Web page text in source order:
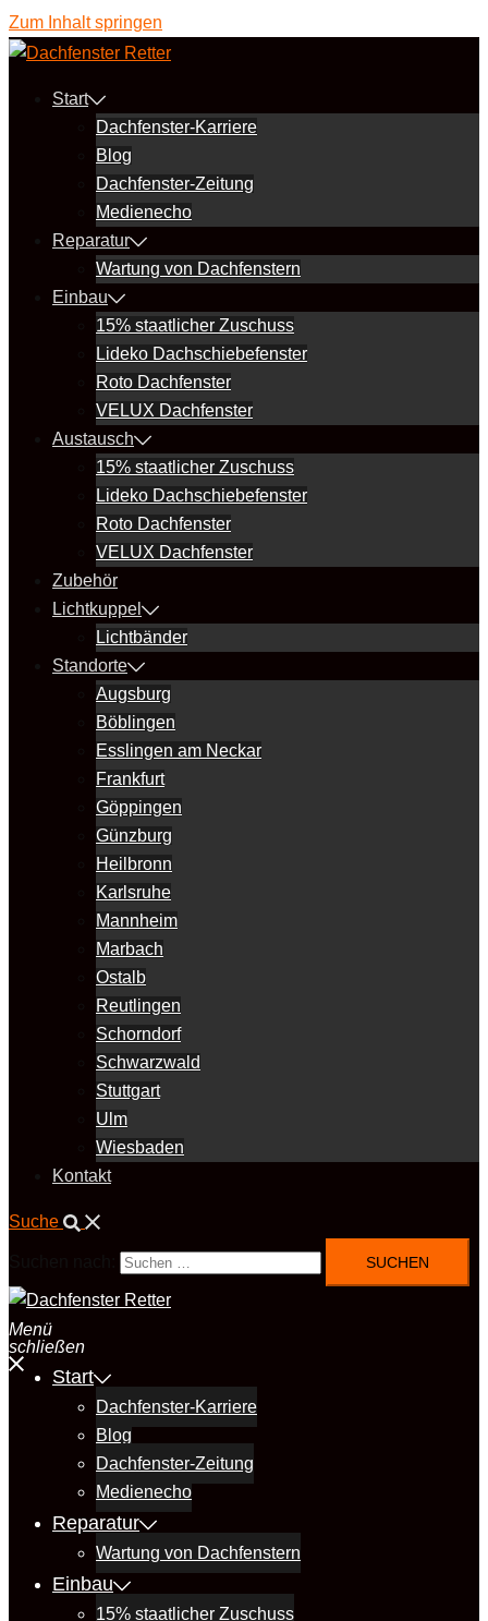
Zum Inhalt springen
Start
Dachfenster-Karriere
Blog
Dachfenster-Zeitung
Medienecho
Reparatur
Wartung von Dachfenstern
Einbau
15% staatlicher Zuschuss
Lideko Dachschiebefenster
Roto Dachfenster
VELUX Dachfenster
Austausch
15% staatlicher Zuschuss
Lideko Dachschiebefenster
Roto Dachfenster
VELUX Dachfenster
Zubehör
Lichtkuppel
Lichtbänder
Standorte
Augsburg
Böblingen
Esslingen am Neckar
Frankfurt
Göppingen
Günzburg
Heilbronn
Karlsruhe
Mannheim
Marbach
Ostalb
Reutlingen
Schorndorf
Schwarzwald
Stuttgart
Ulm
Wiesbaden
Kontakt
Suche
Menü
schließen
Start
Dachfenster-Karriere
Blog
Dachfenster-Zeitung
Medienecho
Reparatur
Wartung von Dachfenstern
Einbau
15% staatlicher Zuschuss